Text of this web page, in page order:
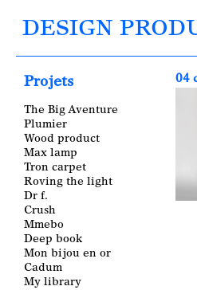
DESIGN
04
Projets
The Big Aventure
Plumier
Wood product
Max lamp
Tron carpet
Roving the light
Dr f.
Crush
Mmebo
Deep book
Mon bijou en or
Cadum
My library